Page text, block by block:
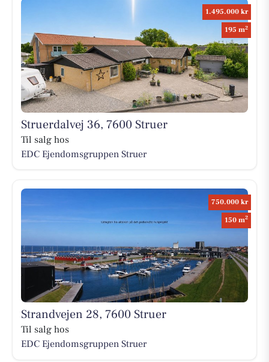
1.495.000 kr
195 m2
Struerdalvej 36, 7600 Struer
Til salg hos
EDC Ejen­doms­grup­pen Struer
750.000 kr
150 m2
Strandvejen 28, 7600 Struer
Til salg hos
EDC Ejen­doms­grup­pen Struer